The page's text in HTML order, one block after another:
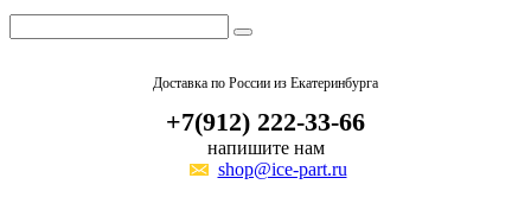
Доставка по России из Екатеринбурга
+7(912) 222-33-66
напишите нам
shop@ice-part.ru